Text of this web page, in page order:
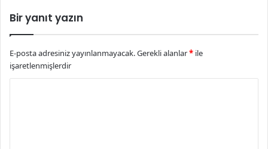
Bir yanıt yazın
E-posta adresiniz yayınlanmayacak.Gerekli alanlar* ile
işaretlenmişlerdir